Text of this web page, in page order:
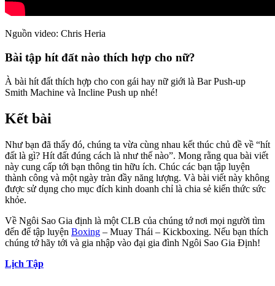
Nguồn video: Chris Heria
Bài tập hít đất nào thích hợp cho nữ?
À bài hít đất thích hợp cho con gái hay nữ giới là Bar Push-up
Smith Machine và Incline Push up nhé!
Kết bài
Như bạn đã thấy đó, chúng ta vừa cùng nhau kết thúc chủ đề về “hít
đất là gì? Hít đất đúng cách là như thế nào”. Mong rằng qua bài viết
này cung cấp tới bạn thông tin hữu ích. Chúc các bạn tập luyện
thành công và một ngày tràn đầy năng lượng. Và bài viết này không
được sử dụng cho mục đích kinh doanh chỉ là chia sẻ kiến thức sức
khỏe.
Về Ngôi Sao Gia định là một CLB của chúng tớ nơi mọi người tìm
đến để tập luyện Boxing – Muay Thái – Kickboxing. Nếu bạn thích
chúng tớ hãy tới và gia nhập vào đại gia đình Ngôi Sao Gia Định!
Lịch Tập